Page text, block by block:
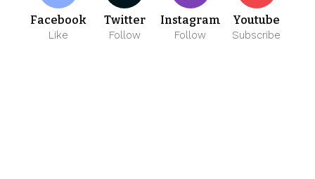
Facebook
Like
Twitter
Follow
Instagram
Follow
Youtube
Subscribe